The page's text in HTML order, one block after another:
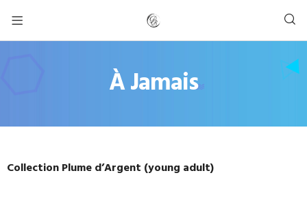
À Jamais
Collection Plume d’Argent (young adult)